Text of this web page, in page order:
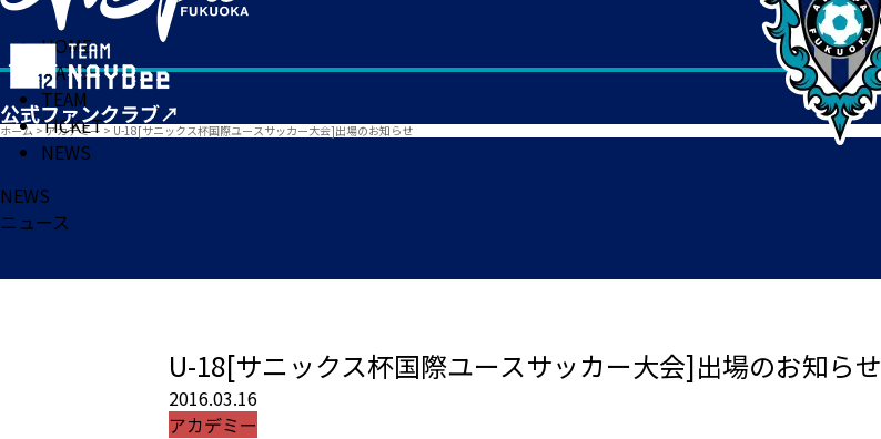
HOME
MATCH
TEAM
TICKET
NEWS
ホーム > アカデミー > U-18[サニックス杯国際ユースサッカー大会]出場のお知らせ
NEWS
ニュース
U-18[サニックス杯国際ユースサッカー大会]出場のお知らせ
2016.03.16
アカデミー